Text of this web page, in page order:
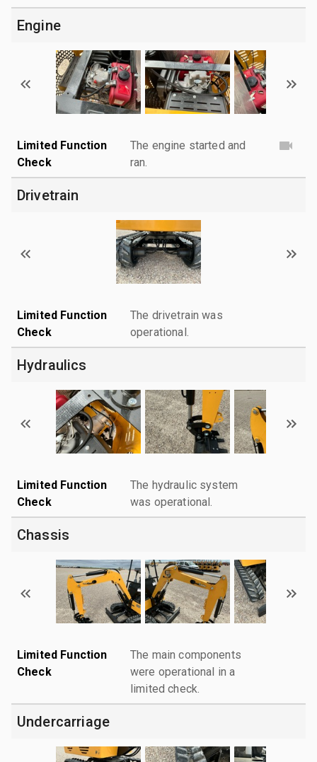
Engine
Limited Function
Check
The engine started and
ran.
Drivetrain
Limited Function
Check
The drivetrain was
operational.
Hydraulics
Limited Function
Check
The hydraulic system
was operational.
Chassis
Limited Function
Check
The main components
were operational in a
limited check.
Undercarriage